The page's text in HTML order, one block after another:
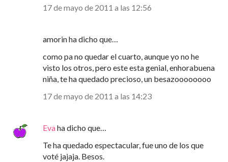
17 de mayo de 2011 a las 12:56
amorin ha dicho que…
como pa no quedar el cuarto, aunque yo no he
visto los otros, pero este esta genial, enhorabuena
niña, te ha quedado precioso, un besazoooooooo
17 de mayo de 2011 a las 14:23
Evaha dicho que…
Te ha quedado espectacular, fue uno de los que
voté jajaja. Besos.